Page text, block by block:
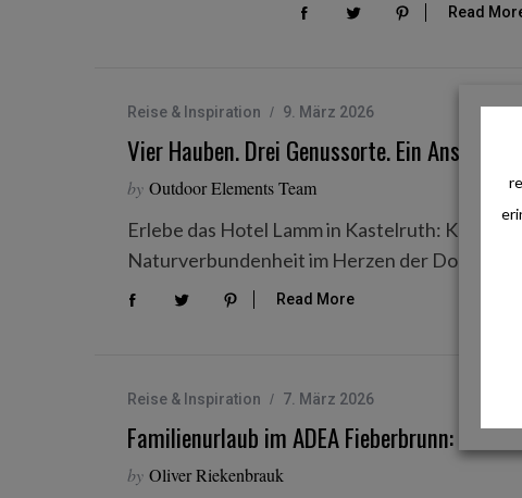
Read
Reise & Inspiration 9. März 2026
Vier Hauben. Drei Genussorte. Ein
by Outdoor Elements Team
Erlebe das Hotel Lamm in Kastelruth:
Naturverbundenheit im Herzen der Dolomiten.
Read More
Reise & Inspiration 7. März 2026
Familienurlaub im ADEA Fieberbrunn:
by Oliver Riekenbrauk
: